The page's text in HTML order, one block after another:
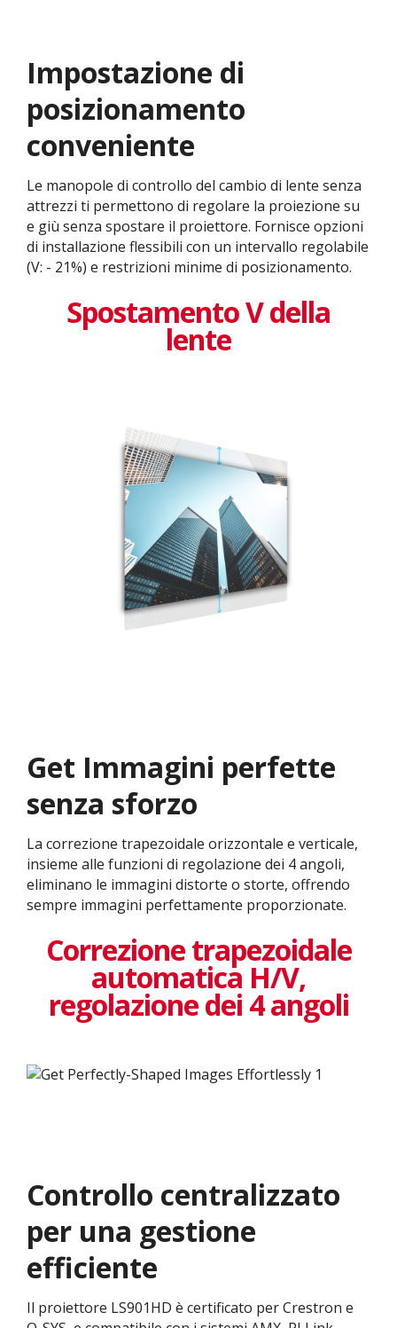
Impostazione di
posizionamento
conveniente
Le manopole di controllo del cambio di lente senza
attrezzi ti permettono di regolare la proiezione su
e giù senza spostare il proiettore. Fornisce opzioni
di installazione flessibili con un intervallo regolabile
(V: - 21%) e restrizioni minime di posizionamento.
Spostamento V della
lente
Get Immagini perfette
senza sforzo
La correzione trapezoidale orizzontale e verticale,
insieme alle funzioni di regolazione dei 4 angoli,
eliminano le immagini distorte o storte, offrendo
sempre immagini perfettamente proporzionate.
Correzione trapezoidale
automatica H/V,
regolazione dei 4 angoli
Controllo centralizzato
per una gestione
efficiente
Il proiettore LS901HD è certificato per Crestron e